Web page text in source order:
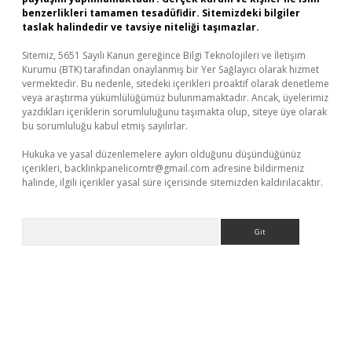
benzerlikleri tamamen tesadüfidir. Sitemizdeki bilgiler
taslak halindedir ve tavsiye niteliği taşımazlar.
Sitemiz, 5651 Sayılı Kanun gereğince Bilgi Teknolojileri ve İletişim
Kurumu (BTK) tarafından onaylanmış bir Yer Sağlayıcı olarak hizmet
vermektedir. Bu nedenle, sitedeki içerikleri proaktif olarak denetleme
veya araştırma yükümlülüğümüz bulunmamaktadır. Ancak, üyelerimiz
yazdıkları içeriklerin sorumluluğunu taşımakta olup, siteye üye olarak
bu sorumluluğu kabul etmiş sayılırlar.
Hukuka ve yasal düzenlemelere aykırı olduğunu düşündüğünüz
içerikleri, backlinkpanelicomtr@gmail.com adresine bildirmeniz
halinde, ilgili içerikler yasal süre içerisinde sitemizden kaldırılacaktır.